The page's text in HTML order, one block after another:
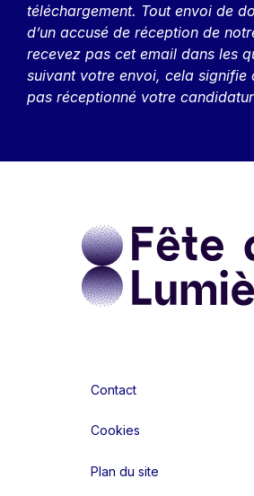
téléchargement. Tout envoi de
d’un accusé de réception de
recevez pas cet email dans les
suivant votre envoi, cela signifie
pas réceptionné votre
Contact
Cookies
Plan du site